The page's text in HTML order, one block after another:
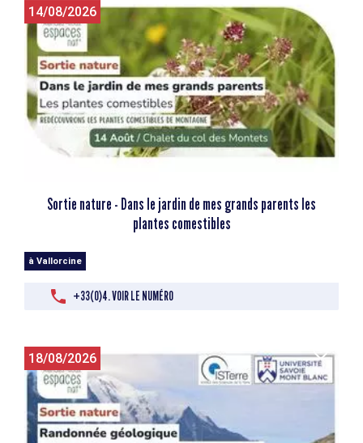
14/08/2026
Sortie nature - Dans le jardin de mes grands parents les
plantes comestibles
à Vallorcine
+33(0)4. VOIR LE NUMÉRO
18/08/2026